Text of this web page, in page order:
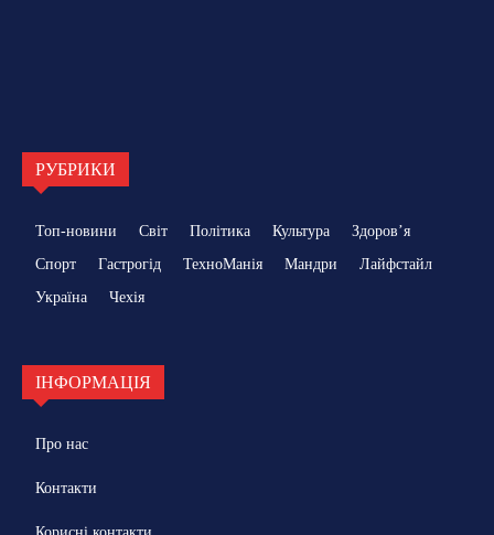
РУБРИКИ
Топ-новини Світ Політика Культура
Здоровʼя
Спорт
Гастрогід ТехноМанія Мандри
Лайфстайл
Україна
Чехія
ІНФОРМАЦІЯ
Про нас
Контакти